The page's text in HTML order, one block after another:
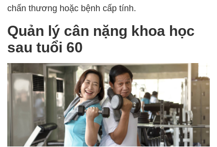
chấn thương hoặc bệnh cấp tính.
Quản lý cân nặng khoa học
sau tuổi 60